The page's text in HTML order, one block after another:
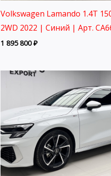
Volkswagen Lamando 1.4T
2WD 2022 | Синий | Арт.
1 895 800₽